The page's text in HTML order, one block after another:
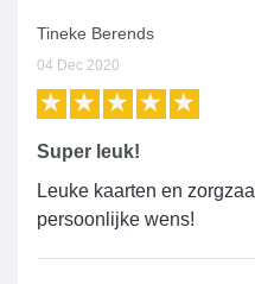
Tineke Berends
04 Dec 2020
Super leuk!
Leuke kaarten en
persoonlijke wens!